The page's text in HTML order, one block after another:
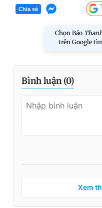
Chia sẻ
Chọn Báo
trên Google
Bình luận (0)
Xem